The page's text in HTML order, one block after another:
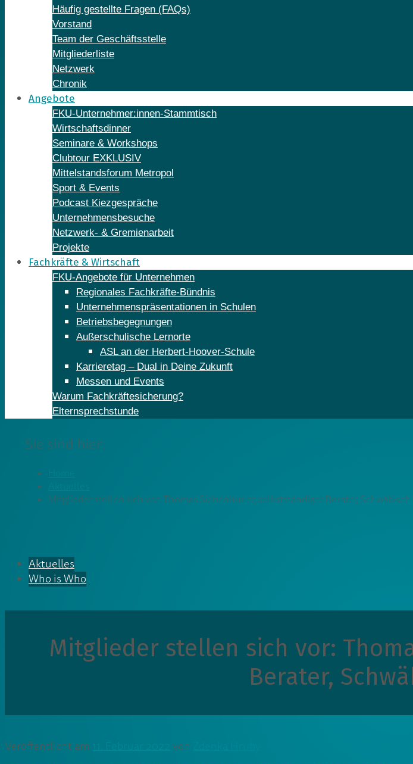
Häufig gestellte Fragen (FAQs)
Vorstand
Team der Geschäftsstelle
Mitgliederliste
Netzwerk
Chronik
Angebote
FKU-Unternehmer:innen-Stammtisch
Wirtschaftsdinner
Seminare & Workshops
Clubtour EXKLUSIV
Mittelstandsforum Metropol
Sport & Events
Podcast Kiezgespräche
Unternehmensbesuche
Netzwerk- & Gremienarbeit
Projekte
Fachkräfte & Wirtschaft
FKU-Angebote für Unternehmen
Regionales Fachkräfte-Bündnis
Unternehmenspräsentationen in Schulen
Betriebsbegegnungen
Außerschulische Lernorte
ASL an der Herbert-Hoover-Schule
Karrieretag – Dual in Deine Zukunft
Messen und Events
Warum Fachkräftesicherung?
Elternsprechstunde
Sie sind hier:
Mitglieder stellen sich vor: Thomas Siebenhüner, selbstständiger Berater, Schwäbisch
Aktuelles
Who is Who
Mitglieder stellen sich vor:
Berater,
Veröffentlicht am von